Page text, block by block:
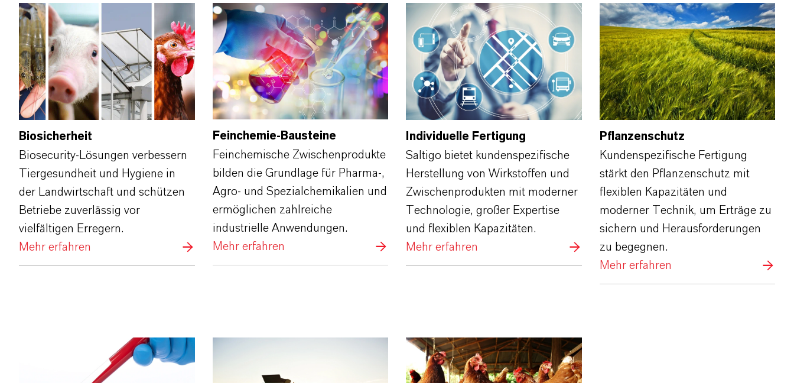
Biosicherheit
Biosecurity‑Lösungen verbessern
Tiergesundheit und Hygiene in
der Landwirtschaft und schützen
Betriebe zuverlässig vor
vielfältigen Erregern.
Mehr erfahren
Feinchemie‑Bausteine
Feinchemische Zwischenprodukte
bilden die Grundlage für Pharma‑,
Agro‑ und Spezialchemikalien und
ermöglichen zahlreiche
industrielle Anwendungen.
Mehr erfahren
Individuelle Fertigung
Saltigo bietet kundenspezifische
Herstellung von Wirkstoffen und
Zwischenprodukten mit moderner
Technologie, großer Expertise
und flexiblen Kapazitäten.
Mehr erfahren
Pflanzenschutz
Kundenspezifische Fertigung
stärkt den Pflanzenschutz mit
flexiblen Kapazitäten und
moderner Technik, um Erträge zu
sichern und Herausforderungen
zu begegnen.
Mehr erfahren